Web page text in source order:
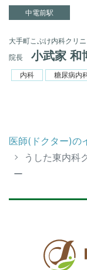
中電前駅
大手町こぶけ内科クリ
院長
小武家 和
内科 糖尿病内
医師(ドクター)の
うした東内科
ー